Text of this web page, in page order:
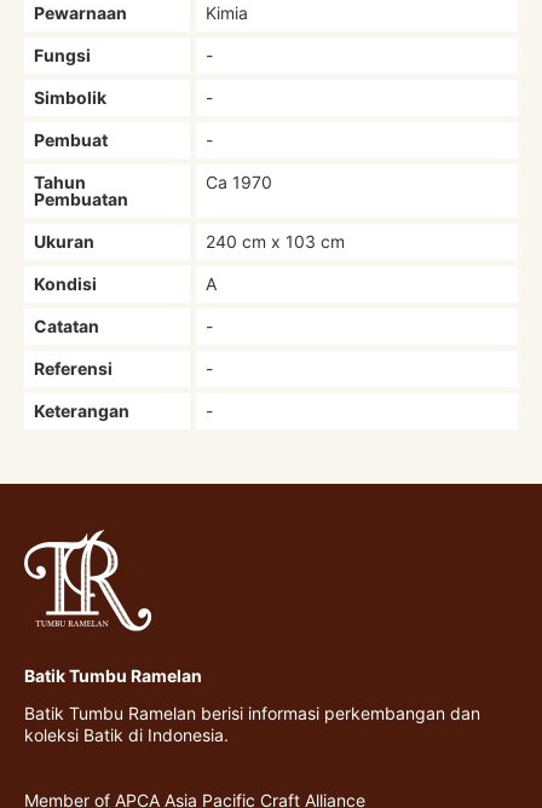
Pewarnaan Kimia
Fungsi -
Simbolik -
Pembuat -
Tahun
Pembuatan
Ca 1970
Ukuran 240 cm x 103 cm
Kondisi A
Catatan -
Referensi -
Keterangan -
Batik Tumbu Ramelan
Batik Tumbu Ramelan berisi informasi perkembangan dan
koleksi Batik di Indonesia.
Member of APCA Asia Pacific Craft Alliance